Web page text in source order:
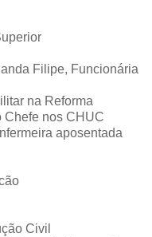
Filipe, Funcionária
na Reforma
Chefe nos CHUC
aposentada
Civil